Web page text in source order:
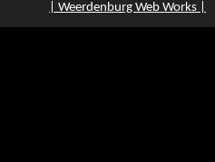
| Weerdenburg Web Works |